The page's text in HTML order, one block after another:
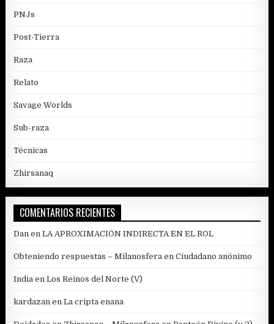
PNJs
Post-Tierra
Raza
Relato
Savage Worlds
Sub-raza
Técnicas
Zhirsanaq
COMENTARIOS RECIENTES
Dan enLA APROXIMACIÓN INDIRECTA EN EL ROL
Obteniendo respuestas – Milanosfera enCiudadano anónimo
India enLos Reinos del Norte (V)
kardazan enLa cripta enana